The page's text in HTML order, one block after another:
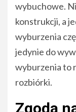
wybuchowe.
konstrukcji, a
wyburzenia
jedynie do
wyburzenia to
rozbiórki.
Zgoda